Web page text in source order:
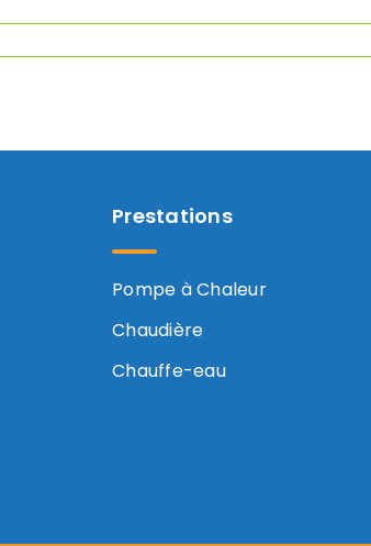
Prestations
Pompe à Chaleur
Chaudière
Chauffe-eau